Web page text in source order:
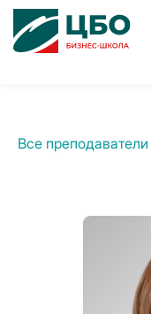
Все преподаватели